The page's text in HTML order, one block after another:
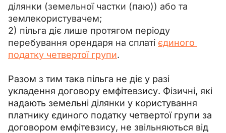
ділянки (земельної частки (паю)) або та
землекористувачем;
2) пільга діє лише протягом періоду
перебування орендаря на сплаті єдиного
податку четвертої групи.
Разом з тим така пільга не діє у разі
укладення договору емфітевзису. Фізичні, які
надають земельні ділянки у користування
платнику єдиного податку четвертої групи за
договором емфітевзису, не звільняються від